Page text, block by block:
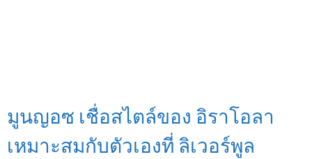
มูนญอซ เชื่อสไตล์ของ อิราโอลา
เหมาะสมกับตัวเองที่ ลิเวอร์พูล